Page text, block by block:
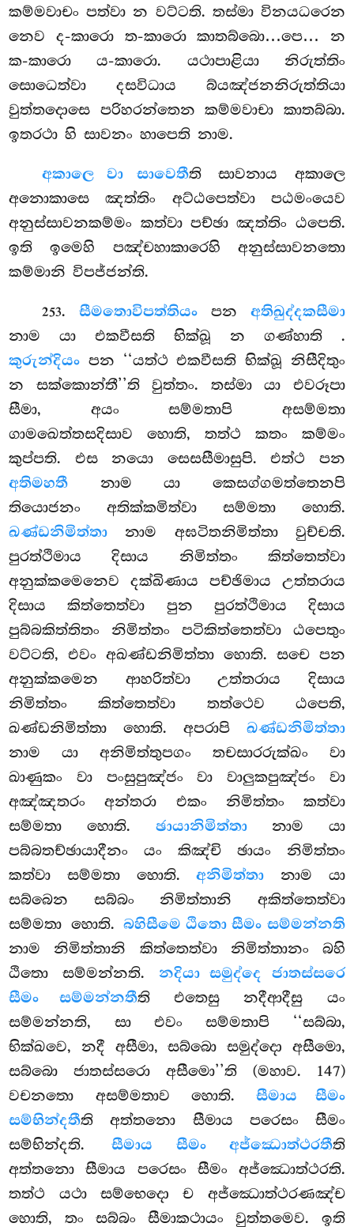
කම්මවාචං පත්වා න වට්ටති. තස්මා විනයධරෙන
නෙව ද-කාරො ත-කාරො කාතබ්බො…පෙ… න
ක-කාරො ය-කාරො. යථාපාළියා නිරුත්තිං
සොධෙත්වා දසවිධාය බ්යඤ්ජනනිරුත්තියා
වුත්තදොසෙ පරිහරන්තෙන කම්මවාචා කාතබ්බා.
ඉතරථා හි සාවනං හාපෙති නාම.
අකාලෙ වා සාවෙතීති සාවනාය අකාලෙ
අනොකාසෙ ඤත්තිං අට්ඨපෙත්වා පඨමංයෙව
අනුස්සාවනකම්මං කත්වා පච්ඡා ඤත්තිං ඨපෙති.
ඉති ඉමෙහි පඤ්චහාකාරෙහි අනුස්සාවනතො
කම්මානි විපජ්ජන්ති.
253. සීමතොවිපත්තියංපන අතිඛුද්දකසීමා
නාම යා එකවීසති භික්ඛූ න ගණ්හාති .
කුරුන්දියං පන ‘‘යත්ථ එකවීසති භික්ඛූ නිසීදිතුං
න සක්කොන්තී’’ති වුත්තං. තස්මා යා එවරූපා
සීමා, අයං සම්මතාපි අසම්මතා
ගාමඛෙත්තසදිසාව හොති, තත්ථ කතං කම්මං
කුප්පති. එස නයො සෙසසීමාසුපි. එත්ථ පන
අතිමහතී නාම යා කෙසග්ගමත්තෙනපි
තියොජනං අතික්කමිත්වා සම්මතා හොති.
ඛණ්ඩනිමිත්තා නාම අඝටිතනිමිත්තා වුච්චති.
පුරත්ථිමාය දිසාය නිමිත්තං කිත්තෙත්වා
අනුක්කමෙනෙව දක්ඛිණාය පච්ඡිමාය උත්තරාය
දිසාය කිත්තෙත්වා පුන පුරත්ථිමාය දිසාය
පුබ්බකිත්තිතං නිමිත්තං පටිකිත්තෙත්වා ඨපෙතුං
වට්ටති, එවං අඛණ්ඩනිමිත්තා හොති. සචෙ පන
අනුක්කමෙන ආහරිත්වා උත්තරාය දිසාය
නිමිත්තං කිත්තෙත්වා තත්ථෙව ඨපෙති,
ඛණ්ඩනිමිත්තා හොති. අපරාපි ඛණ්ඩනිමිත්තා
නාම යා අනිමිත්තුපගං තචසාරරුක්ඛං වා
ඛාණුකං වා පංසුපුඤ්ජං වා වාලුකපුඤ්ජං වා
අඤ්ඤතරං අන්තරා එකං නිමිත්තං කත්වා
සම්මතා හොති. ඡායානිමිත්තානාම යා
පබ්බතච්ඡායාදීනං යං කිඤ්චි ඡායං නිමිත්තං
කත්වා සම්මතා හොති.අනිමිත්තා නාම යා
සබ්බෙන සබ්බං නිමිත්තානි අකිත්තෙත්වා
සම්මතා හොති. බහිසීමෙ ඨිතො සීමං සම්මන්නති
නාම නිමිත්තානි කිත්තෙත්වා නිමිත්තානං බහි
ඨිතො සම්මන්නති. නදියා සමුද්දෙ ජාතස්සරෙ
සීමං සම්මන්නතීති එතෙසු නදීආදීසු යං
සම්මන්නති, සා එවං සම්මතාපි ‘‘සබ්බා,
භික්ඛවෙ, නදී අසීමා, සබ්බො සමුද්දො අසීමො,
සබ්බො ජාතස්සරො අසීමො’’ති (මහාව. 147)
වචනතො අසම්මතාව හොති.සීමාය සීමං
සම්භින්දතීති අත්තනො සීමාය පරෙසං සීමං
සම්භින්දති.සීමාය සීමං අජ්ඣොත්ථරතීති
අත්තනො සීමාය පරෙසං සීමං අජ්ඣොත්ථරති.
තත්ථ යථා සම්භෙදො ච අජ්ඣොත්ථරණඤ්ච
හොති, තං සබ්බං සීමාකථායං වුත්තමෙව. ඉති